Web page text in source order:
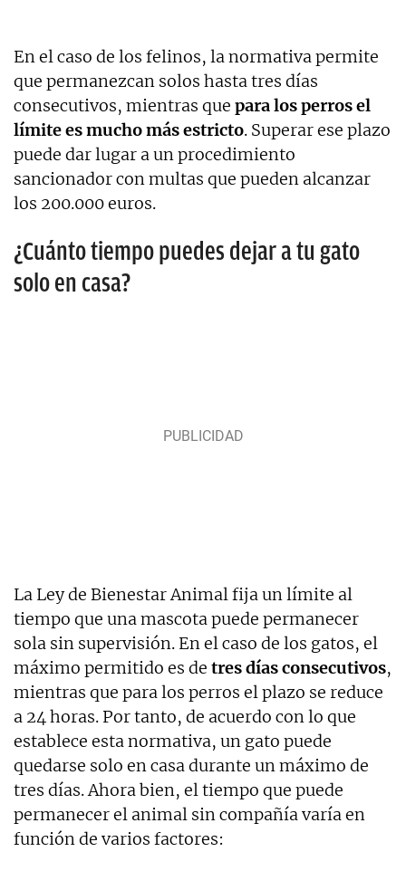
En el caso de los felinos, la normativa permite
que permanezcan solos hasta tres días
consecutivos, mientras que para los perros el
límite es mucho más estricto. Superar ese plazo
puede dar lugar a un procedimiento
sancionador con multas que pueden alcanzar
los 200.000 euros.
¿Cuánto tiempo puedes dejar a tu gato
solo en casa?
La Ley de Bienestar Animal fija un límite al
tiempo que una mascota puede permanecer
sola sin supervisión. En el caso de los gatos, el
máximo permitido es de tres días consecutivos,
mientras que para los perros el plazo se reduce
a 24 horas. Por tanto, de acuerdo con lo que
establece esta normativa, un gato puede
quedarse solo en casa durante un máximo de
tres días. Ahora bien, el tiempo que puede
permanecer el animal sin compañía varía en
función de varios factores: